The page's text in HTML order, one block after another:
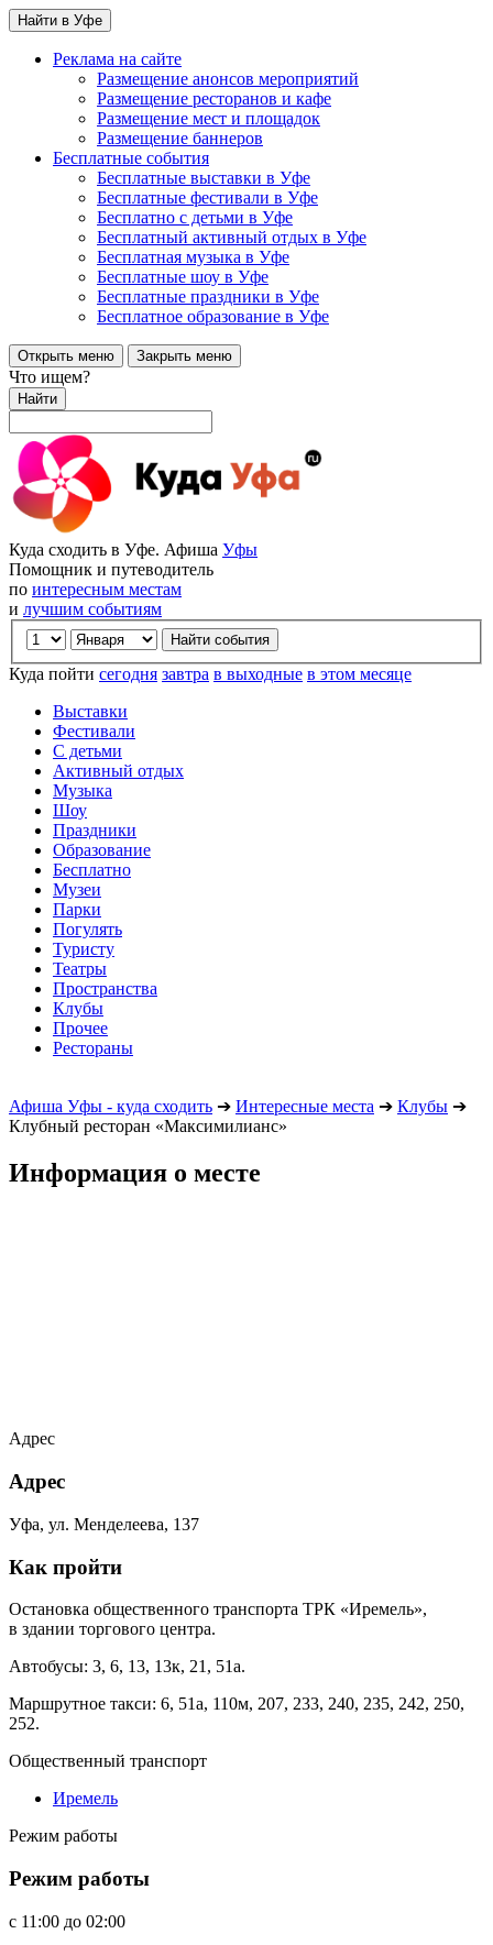
Найти в Уфе
Реклама на сайте
Размещение анонсов мероприятий
Размещение ресторанов и кафе
Размещение мест и площадок
Размещение баннеров
Бесплатные события
Бесплатные выставки в Уфе
Бесплатные фестивали в Уфе
Бесплатно с детьми в Уфе
Бесплатный активный отдых в Уфе
Бесплатная музыка в Уфе
Бесплатные шоу в Уфе
Бесплатные праздники в Уфе
Бесплатное образование в Уфе
Открыть меню Закрыть меню
Что ищем?
Найти
Куда сходить в Уфе. Афиша Уфы
Помощник и путеводитель
по интересным местам
и лучшим событиям
Куда пойти сегодня завтра в выходные в этом месяце
Выставки
Фестивали
С детьми
Активный отдых
Музыка
Шоу
Праздники
Образование
Бесплатно
Музеи
Парки
Погулять
Туристу
Театры
Пространства
Клубы
Прочее
Рестораны
Афиша Уфы - куда сходить ➔ Интересные места ➔ Клубы ➔
Клубный ресторан «Максимилианс»
Информация о месте
Адрес
Адрес
Уфа, ул. Менделеева, 137
Как пройти
Остановка общественного транспорта ТРК «Иремель»,
в здании торгового центра.
Автобусы: 3, 6, 13, 13к, 21, 51а.
Маршрутное такси: 6, 51а, 110м, 207, 233, 240, 235, 242, 250,
252.
Общественный транспорт
Иремель
Режим работы
Режим работы
c 11:00 до 02:00